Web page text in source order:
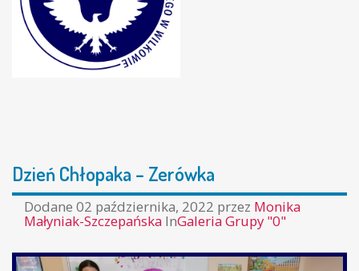
Dzień Chłopaka – Zerówka
Dodane 02 października, 2022 przez Monika
Małyniak-Szczepańska InGaleria Grupy "0"